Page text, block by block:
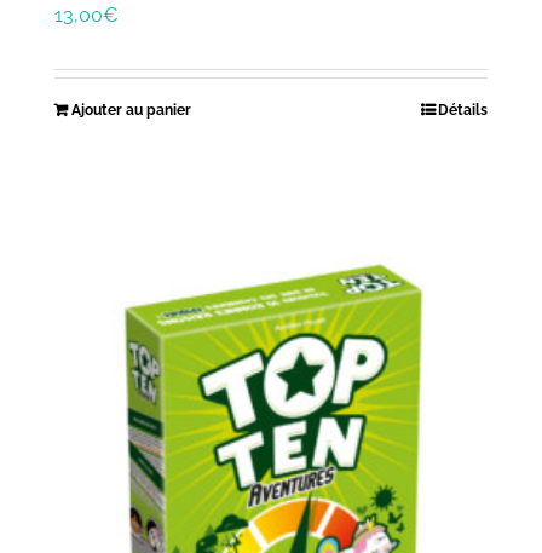
13,00€
Ajouter au panier Détails